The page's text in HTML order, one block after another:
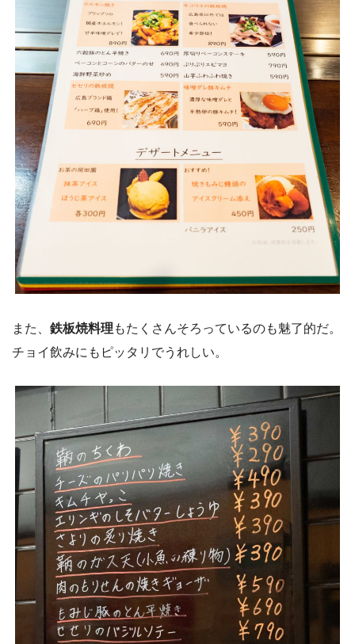
また、 鉄板焼料理 もたくさんそろっているのも魅了的だ。
チョイ飲みにもピッタリでうれしい。